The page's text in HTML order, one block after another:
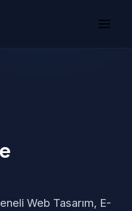
Web Tasarım, E-